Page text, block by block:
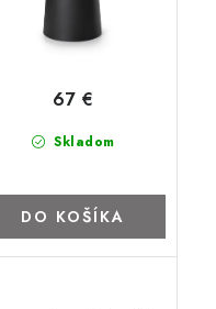
Skladom
67 €
DO KOŠÍKA